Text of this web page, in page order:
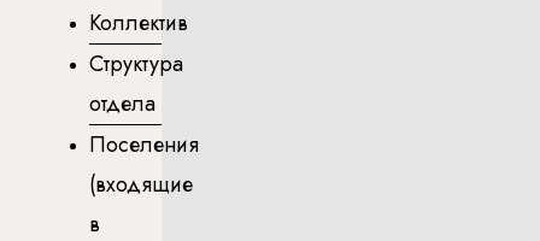
Коллектив
Структура
отдела
Поселения
(входящие
в